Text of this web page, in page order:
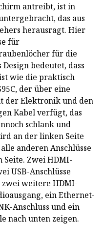
antreibt, ist in
das aus
herausragt. Hier
für
für die
bedeutet, dass
wie die praktisch
der über eine
der Elektronik und den
Kabel verfügt, das
schlank und
an der linken Seite
anderen Anschlüsse
Zwei HDMI-
USB-Anschlüsse
weitere HDMI-
ein Ethernet-
Anschluss und ein
nach unten zeigen.